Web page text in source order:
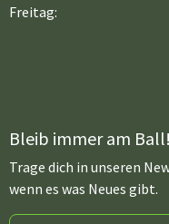
Freitag:
Bleib immer am Ball!
Trage dich in unseren
wenn es was Neues gibt.